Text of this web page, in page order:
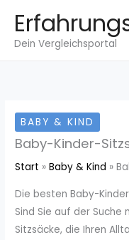
Inhalt
springen
Dein Vergleichsportal
BABY & KIND
Baby-Kinder-
Start Baby & Kind
Die besten Baby-
Sind Sie auf der
Sitzsäcke, die Ihren